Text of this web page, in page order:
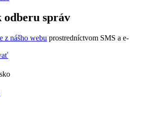
odberu správ
z nášho webu prostredníctvom SMS a e-